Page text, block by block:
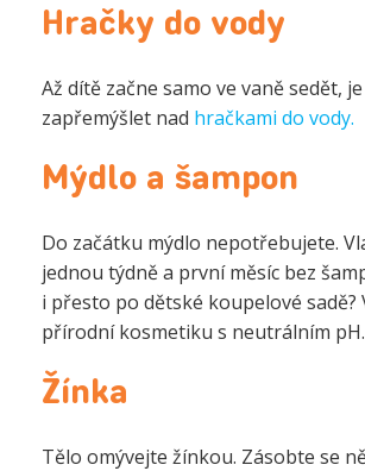
Hračky do vody
Až dítě začne samo ve vaně sedět,
zapřemýšlet nad hračkami do vody.
Mýdlo a šampon
Do začátku mýdlo nepotřebujete.
jednou týdně a první měsíc bez
i přesto po dětské koupelové sadě?
přírodní kosmetiku s neutrálním pH.
Žínka
Tělo omývejte žínkou. Zásobte se